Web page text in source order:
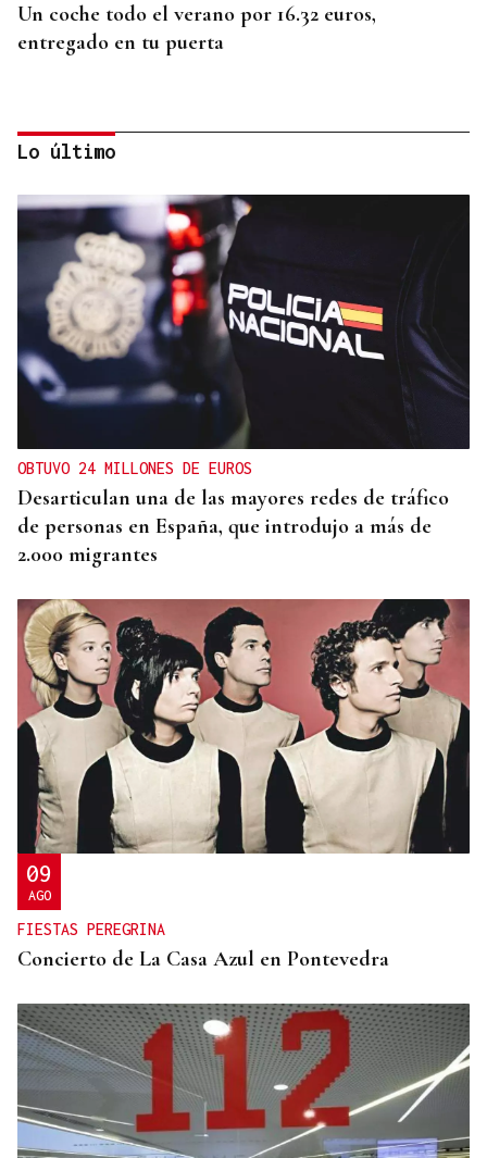
Un coche todo el verano por 16.32 euros,
entregado en tu puerta
CONATO EXTINGUIDO
Vídeo | Se desata un incendio forestal en una
Lo último
OBTUVO 24 MILLONES DE EUROS
Desarticulan una de las mayores redes de tráfico
de personas en España, que introdujo a más de
2.000 migrantes
09
AGO
FIESTAS PEREGRINA
Concierto de La Casa Azul en Pontevedra